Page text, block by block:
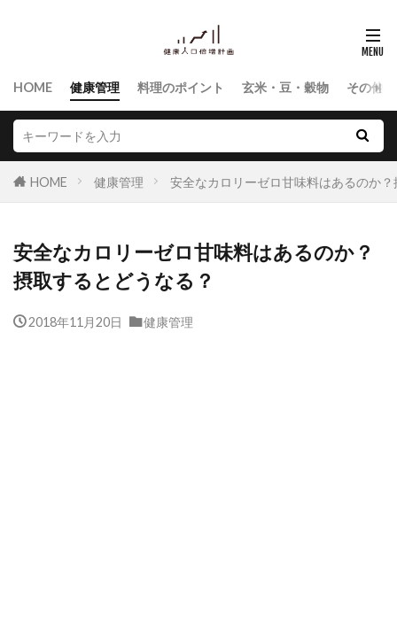
HOME 健康管理 料理のポイント 玄米・豆・穀物 その他
HOME 健康管理 安全なカロリーゼロ甘味料はあるのか
安全なカロリーゼロ甘味料はあるのか？
摂取するとどうなる？
2018年11月20日 健康管理